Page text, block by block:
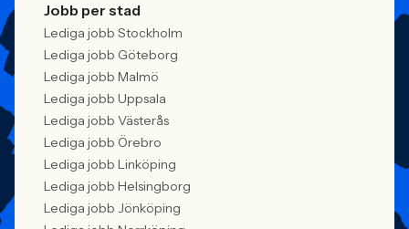
Jobb per stad
Lediga jobb Stockholm
Lediga jobb Göteborg
Lediga jobb Malmö
Lediga jobb Uppsala
Lediga jobb Västerås
Lediga jobb Örebro
Lediga jobb Linköping
Lediga jobb Helsingborg
Lediga jobb Jönköping